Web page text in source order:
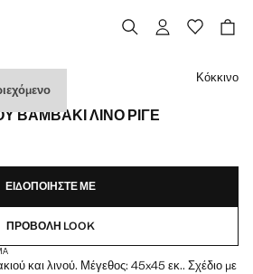
ΒΑΜΒΆΚΙ ΛΙΝΌ ΡΙΓΈ
€ ]
Κόκκινο
ΕΙΔΟΠΟΙΉΣΤΕ ΜΕ
ΠΡΟΒΟΛΉ LOOK
και λινού. Μέγεθος: 45x45 εκ.. Σχέδιο με